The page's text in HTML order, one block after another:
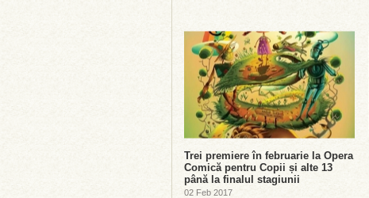
Trei premiere în februarie la Opera
Comică pentru Copii și alte 13
până la finalul stagiunii
02 Feb 2017